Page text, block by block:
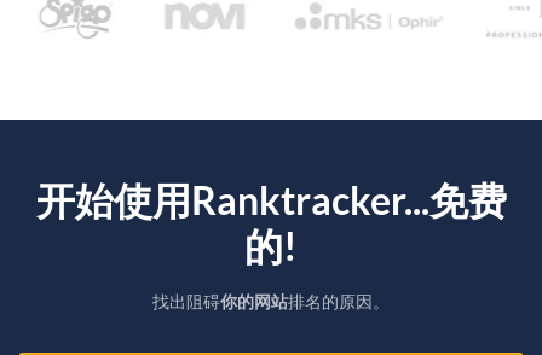
开始使用Ranktracker...免费
的!
找出阻碍你的网站排名的原因。